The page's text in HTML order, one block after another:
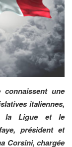
une
italiennes,
la Ligue et le
président et
Corsini, chargée